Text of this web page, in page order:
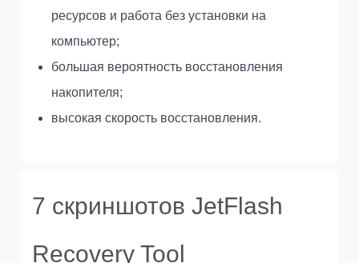
ресурсов и работа без установки на
компьютер;
большая вероятность восстановления
накопителя;
высокая скорость восстановления.
7 скриншотов JetFlash
Recovery Tool